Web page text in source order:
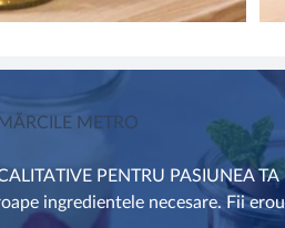
METRO
PENTRU PASIUNEA TA
ingredientele necesare. Fii